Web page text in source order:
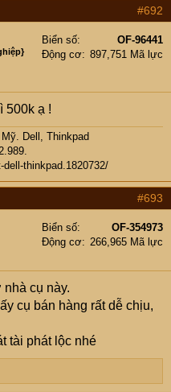
#692
Biển số
OF-96441
Động cơ
897,751 Mã lực
500k ạ !
Dell, Thinkpad
thinkpad.1820732/
#693
Biển số
OF-354973
Động cơ
266,965 Mã lực
cụ này.
cụ bán hàng rất dễ chịu,
tài phát lộc nhé